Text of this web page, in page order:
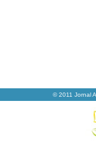
© 2011 Jornal